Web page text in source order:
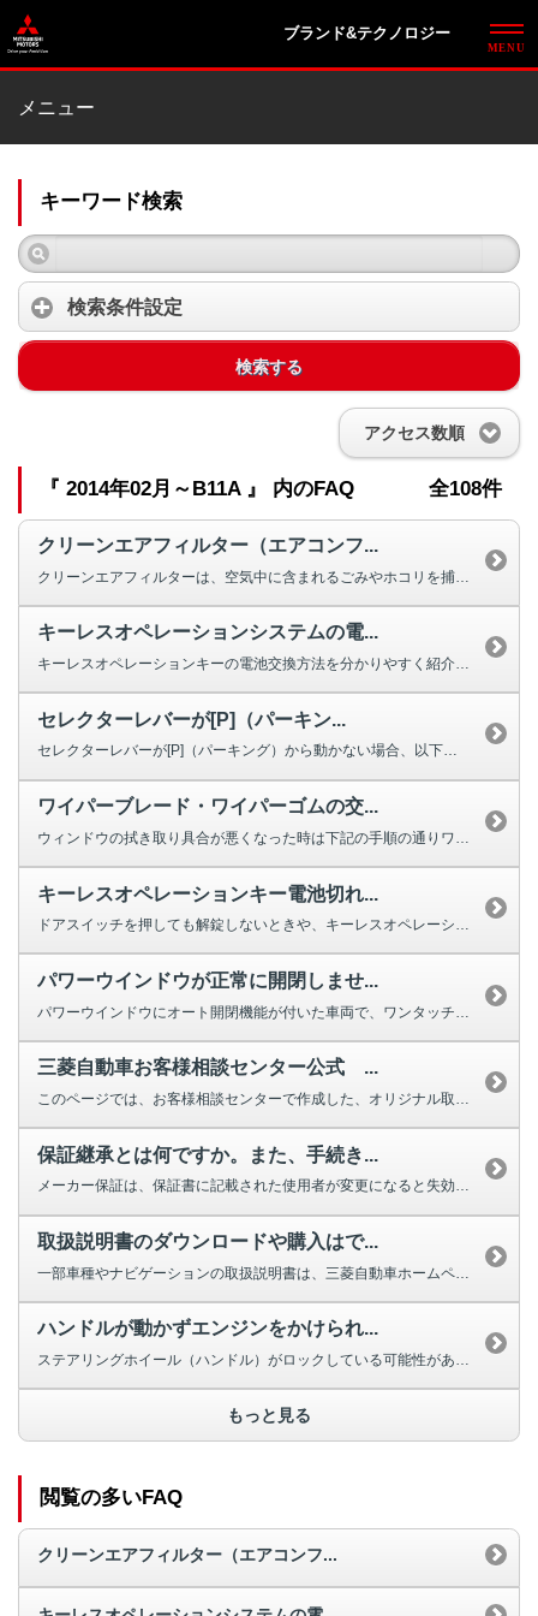
ブランド&テクノロジー
メニュー
キーワード検索
検索条件設定
検索する
アクセス数順
『 2014年02月～B11A 』 内のFAQ 全108件
クリーンエアフィルター（エアコンフ...
キーレスオペレーションシステムの電...
キーレスオペレーションキーの電池交換方法を分かりやすく紹介する動画をご用意...
セレクターレバーが[P]（パーキン...
セレクターレバーが[P]（パーキング）から動かない場合、以下を確認してくだ...
ワイパーブレード・ワイパーゴムの交...
ウィンドウの拭き取り具合が悪くなった時は下記の手順の通りワイパーの交換をし...
キーレスオペレーションキー電池切れ...
ドアスイッチを押しても解錠しないときや、キーレスオペレーションキーのボタン...
パワーウインドウが正常に開閉しませ...
三菱自動車お客様相談センター公式 ...
このページでは、お客様相談センターで作成した、オリジナル取扱説明動画を掲載...
保証継承とは何ですか。また、手続き...
メーカー保証は、保証書に記載された使用者が変更になると失効しますが、車両の...
取扱説明書のダウンロードや購入はで...
ハンドルが動かずエンジンをかけられ...
ステアリングホイール（ハンドル）がロックしている可能性があります。 ほと...
もっと見る
閲覧の多いFAQ
クリーンエアフィルター（エアコンフ...